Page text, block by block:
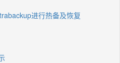
进行热备及恢复